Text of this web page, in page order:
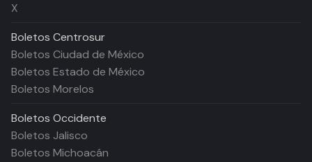
X
Boletos Centrosur
Boletos Ciudad de México
Boletos Estado de México
Boletos Morelos
Boletos Occidente
Boletos Jalisco
Boletos Michoacán